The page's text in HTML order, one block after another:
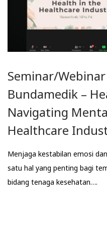
Seminar/
Bundamedik –
Navigating
Healthcare
Menjaga kestabilan emosi
satu hal yang penting bagi
bidang tenaga kesehatan….